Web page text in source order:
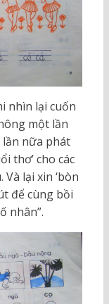
nhìn lại cuốn
một lần
lần nữa phát
thơ’ cho các
Và lại xin ‘bòn
để cùng bồi
nhân”.